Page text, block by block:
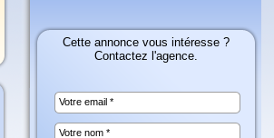
Cette annonce vous intéresse ?
Contactez l'agence.